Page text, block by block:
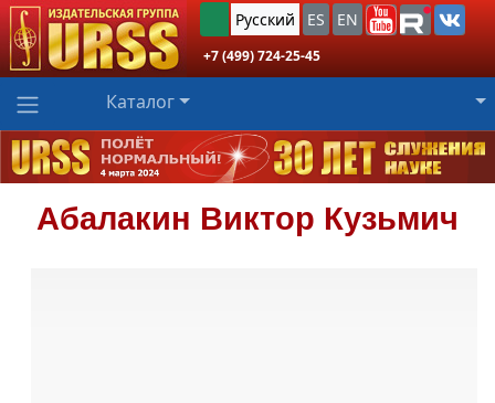
Русский ES EN
+7 (499) 724-25-45
Каталог
Абалакин Виктор Кузьмич